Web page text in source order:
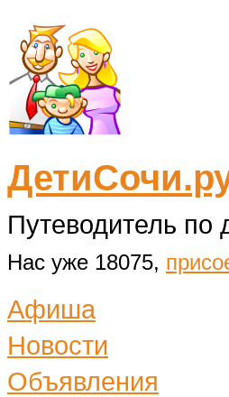
Путеводитель по
Нас уже 18075,
Афиша
Новости
Объявления